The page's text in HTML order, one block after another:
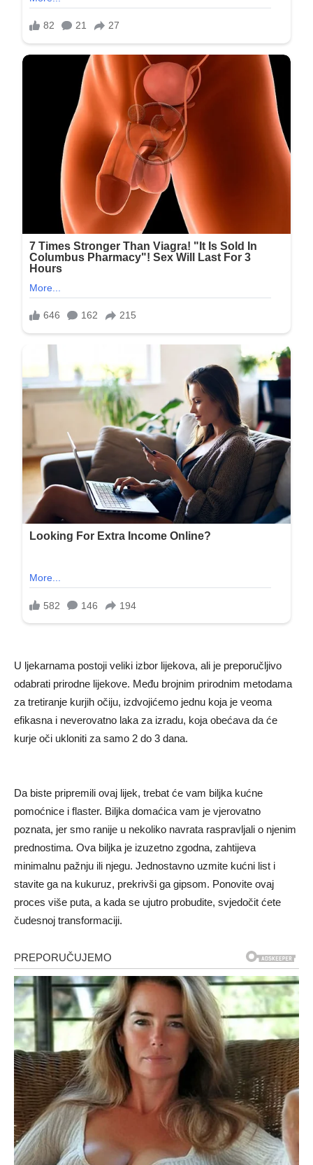
U ljekarnama postoji veliki izbor lijekova, ali je preporučljivo
odabrati prirodne lijekove. Među brojnim prirodnim metodama
za tretiranje kurjih očiju, izdvojićemo jednu koja je veoma
efikasna i neverovatno laka za izradu, koja obećava da će
kurje oči ukloniti za samo 2 do 3 dana.
Da biste pripremili ovaj lijek, trebat će vam biljka kućne
pomoćnice i flaster. Biljka domaćica vam je vjerovatno
poznata, jer smo ranije u nekoliko navrata raspravljali o njenim
prednostima. Ova biljka je izuzetno zgodna, zahtijeva
minimalnu pažnju ili njegu. Jednostavno uzmite kućni list i
stavite ga na kukuruz, prekrivši ga gipsom. Ponovite ovaj
proces više puta, a kada se ujutro probudite, svjedočit ćete
čudesnoj transformaciji.